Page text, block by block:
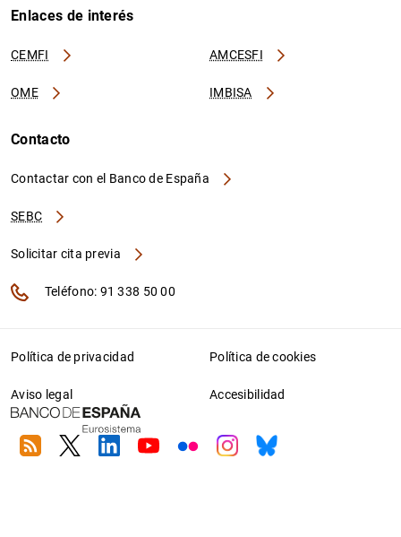
Enlaces de interés
CEMFI AMCESFI
OME IMBISA
Contacto
Contactar con el Banco de España
SEBC
Solicitar cita previa
Teléfono: 91 338 50 00
Política de privacidad Política de cookies
Aviso legal Accesibilidad
RSS TwitterLinkedin
YoutubeFlickrInstagram
Bluesky